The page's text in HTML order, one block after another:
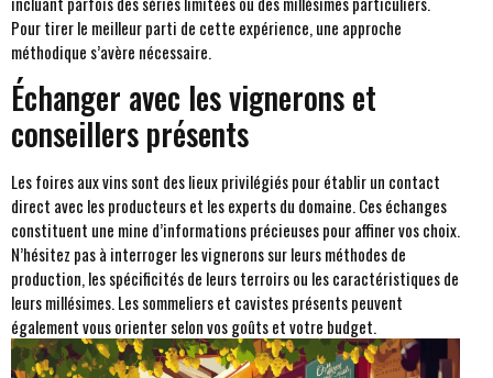
Pour tirer le meilleur parti de cette expérience, une approche
méthodique s’avère nécessaire.
Échanger avec les vignerons et
conseillers présents
Les foires aux vins sont des lieux privilégiés pour établir un contact
direct avec les producteurs et les experts du domaine. Ces échanges
constituent une mine d’informations précieuses pour affiner vos choix.
N’hésitez pas à interroger les vignerons sur leurs méthodes de
production, les spécificités de leurs terroirs ou les caractéristiques de
leurs millésimes. Les sommeliers et cavistes présents peuvent
également vous orienter selon vos goûts et votre budget.